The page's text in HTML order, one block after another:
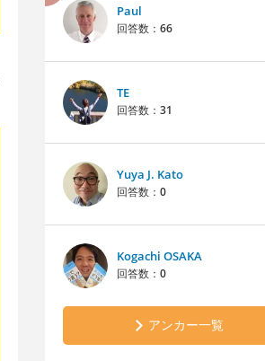
Paul
回答数： 66
TE
回答数： 31
Yuya J. Kato
回答数： 0
Kogachi OSAKA
回答数： 0
アンカー一覧